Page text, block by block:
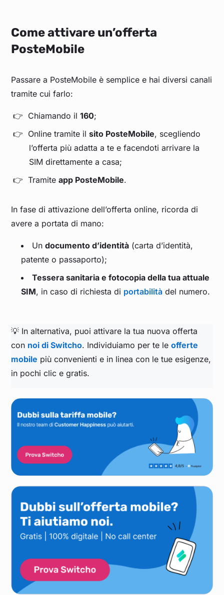
Come attivare un’offerta
PosteMobile
Passare a PosteMobile è semplice e hai diversi canali
tramite cui farlo:
Chiamando il 160;
Online tramite il sito PosteMobile, scegliendo
l’offerta più adatta a te e facendoti arrivare la
SIM direttamente a casa;
Tramite app PosteMobile.
In fase di attivazione dell’offerta online, ricorda di
avere a portata di mano:
Undocumento d’identità (carta d’identità,
patente o passaporto);
Tessera sanitaria e fotocopia della tua attuale
SIM, in caso di richiesta di portabilità del numero.
💡 In alternativa, puoi attivare la tua nuova offerta
con noi di Switcho. Individuiamo per te leofferte
mobile più convenienti e in linea con le tue esigenze,
in pochi clic e gratis.